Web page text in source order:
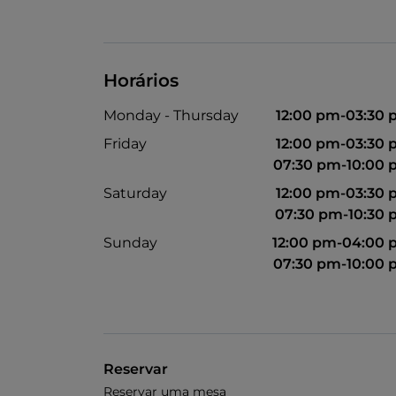
Horários
Monday - Thursday
12:00 pm-03:30
Friday
12:00 pm-03:30
07:30 pm-10:00
Saturday
12:00 pm-03:30
07:30 pm-10:30
Sunday
12:00 pm-04:00
07:30 pm-10:00
Reservar
Reservar uma mesa